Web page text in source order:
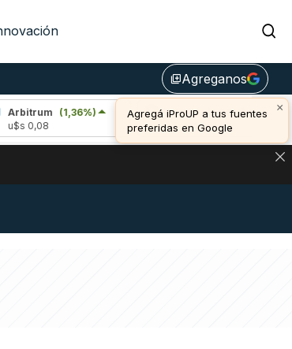
library_addAgreganos
×
Agregá iProUP a tus fuentes
preferidas en Google
(1,36%)
Bitcoin (1,08%)
u$s 64.971,00
EN BITCOIN, DÓLAR CRIPTO Y EXCHANGES